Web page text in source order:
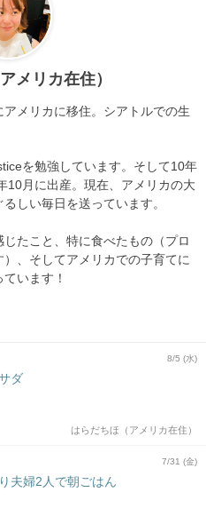
メリカ在住）
メリカに移住。シアトルでの生
を勉強しています。そして10年
10月に出産。現在、アメリカの大
しい毎日を送っています。
たこと、特に食べたもの（プロ
、そしてアメリカでの子育てに
います！
8/5 (水)
ダ
はらだちほ（アメリカ在住）
7/31 (金)
夫婦2人で朝ごはん